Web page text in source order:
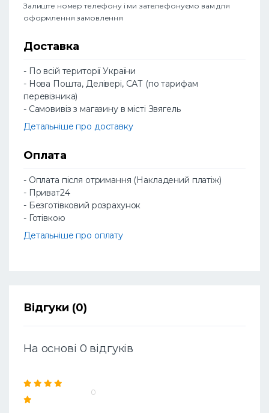
Залиште номер телефону і ми зателефонуємо вам для
оформлення замовлення
Доставка
- По всій території України
- Нова Пошта, Делівері, САТ (по тарифам
перевізника)
- Самовивіз з магазину в місті Звягель
Детальніше про доставку
Оплата
- Оплата після отримання (Накладений платіж)
- Приват24
- Безготівковий розрахунок
- Готівкою
Детальніше про оплату
Відгуки (0)
На основі 0 відгуків
0